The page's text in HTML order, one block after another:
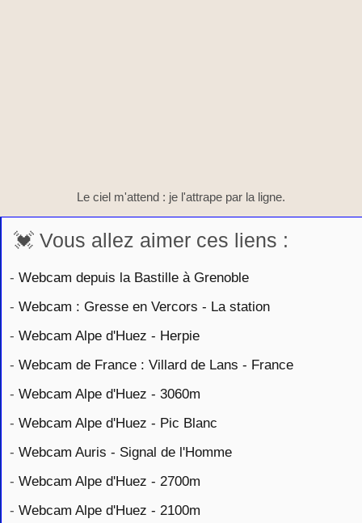
Le ciel m'attend : je l'attrape par la ligne.
💓 Vous allez aimer ces liens :
- Webcam depuis la Bastille à Grenoble
- Webcam : Gresse en Vercors - La station
- Webcam Alpe d'Huez - Herpie
- Webcam de France : Villard de Lans - France
- Webcam Alpe d'Huez - 3060m
- Webcam Alpe d'Huez - Pic Blanc
- Webcam Auris - Signal de l'Homme
- Webcam Alpe d'Huez - 2700m
- Webcam Alpe d'Huez - 2100m